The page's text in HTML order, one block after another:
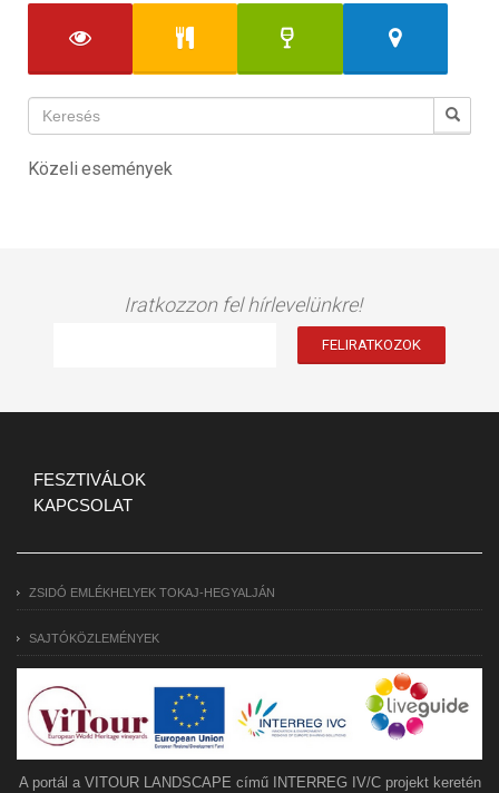
Közeli események
Iratkozzon fel hírlevelünkre!
FESZTIVÁLOK
KAPCSOLAT
ZSIDÓ EMLÉKHELYEK TOKAJ-HEGYALJÁN
SAJTÓKÖZLEMÉNYEK
A portál a VITOUR LANDSCAPE című INTERREG IV/C projekt keretén